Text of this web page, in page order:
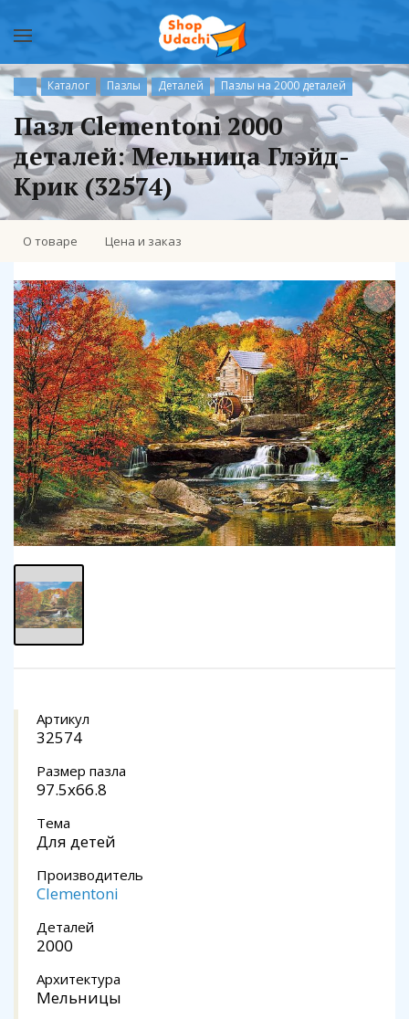
Каталог Пазлы Деталей Пазлы на 2000 деталей
Пазл Clementoni 2000
деталей: Мельница Глэйд-
Крик (32574)
О товаре Цена и заказ
Артикул
32574
Размер пазла
97.5x66.8
Тема
Для детей
Производитель
Clementoni
Деталей
2000
Архитектура
Мельницы